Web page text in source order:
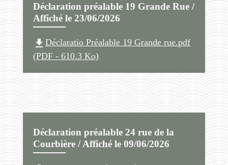
Déclaration préalable 19 Grande Rue /
Affiché le 23/06/2026
file_download Déclaratio Préalable 19 Grande rue.pdf
(PDF - 610.3 Ko)
Déclaration préalable 24 rue de la
Courbière / Affiché le 09/06/2026